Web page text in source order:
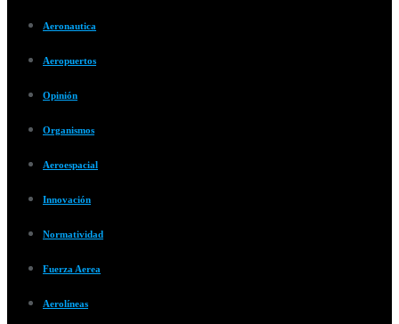
Aeronautica
Aeropuertos
Opinión
Organismos
Aeroespacial
Innovación
Normatividad
Fuerza Aerea
Aerolíneas